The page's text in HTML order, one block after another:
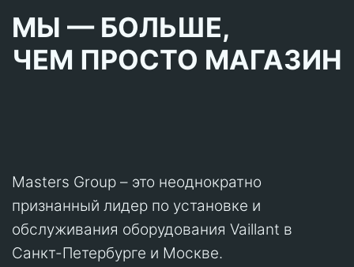
МЫ — БОЛЬШЕ,
ЧЕМ ПРОСТО МАГАЗИН
Masters Group – это неоднократно
признанный лидер по установке и
обслуживания оборудования Vaillant в
Санкт-Петербурге и Москве.